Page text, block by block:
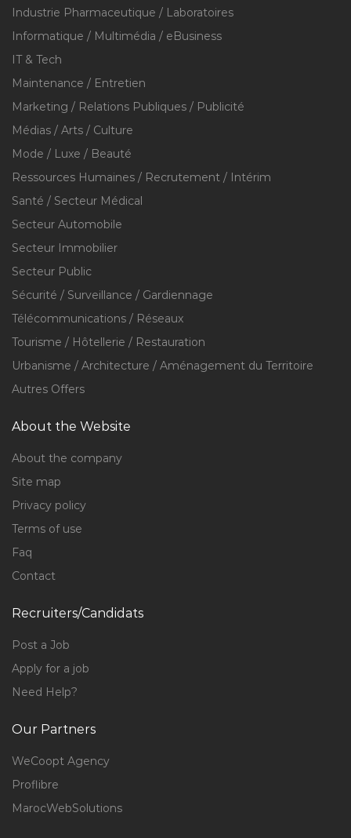
Industrie Pharmaceutique / Laboratoires
Informatique / Multimédia / eBusiness
IT & Tech
Maintenance / Entretien
Marketing / Relations Publiques / Publicité
Médias / Arts / Culture
Mode / Luxe / Beauté
Ressources Humaines / Recrutement / Intérim
Santé / Secteur Médical
Secteur Automobile
Secteur Immobilier
Secteur Public
Sécurité / Surveillance / Gardiennage
Télécommunications / Réseaux
Tourisme / Hôtellerie / Restauration
Urbanisme / Architecture / Aménagement du Territoire
Autres Offers
About the Website
About the company
Site map
Privacy policy
Terms of use
Faq
Contact
Recruiters/Candidats
Post a Job
Apply for a job
Need Help?
Our Partners
WeCoopt Agency
Proflibre
MarocWebSolutions